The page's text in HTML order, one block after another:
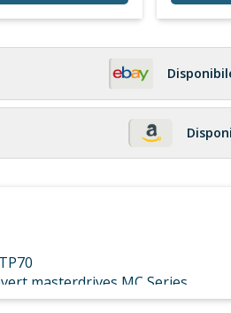
masterdrives MC Series